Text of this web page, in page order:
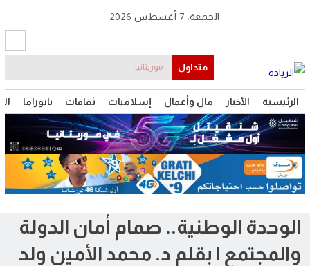
الرئيسية الأخبار مال وأعمال إسلاميات ثقافات بانوراما
الجمعة، 7 أغسطس 2026
متداول موريتانيا
الوحدة الوطنية.. صمام أمان الدولة
والمجتمع | بقلم د. محمد الأمين ولد